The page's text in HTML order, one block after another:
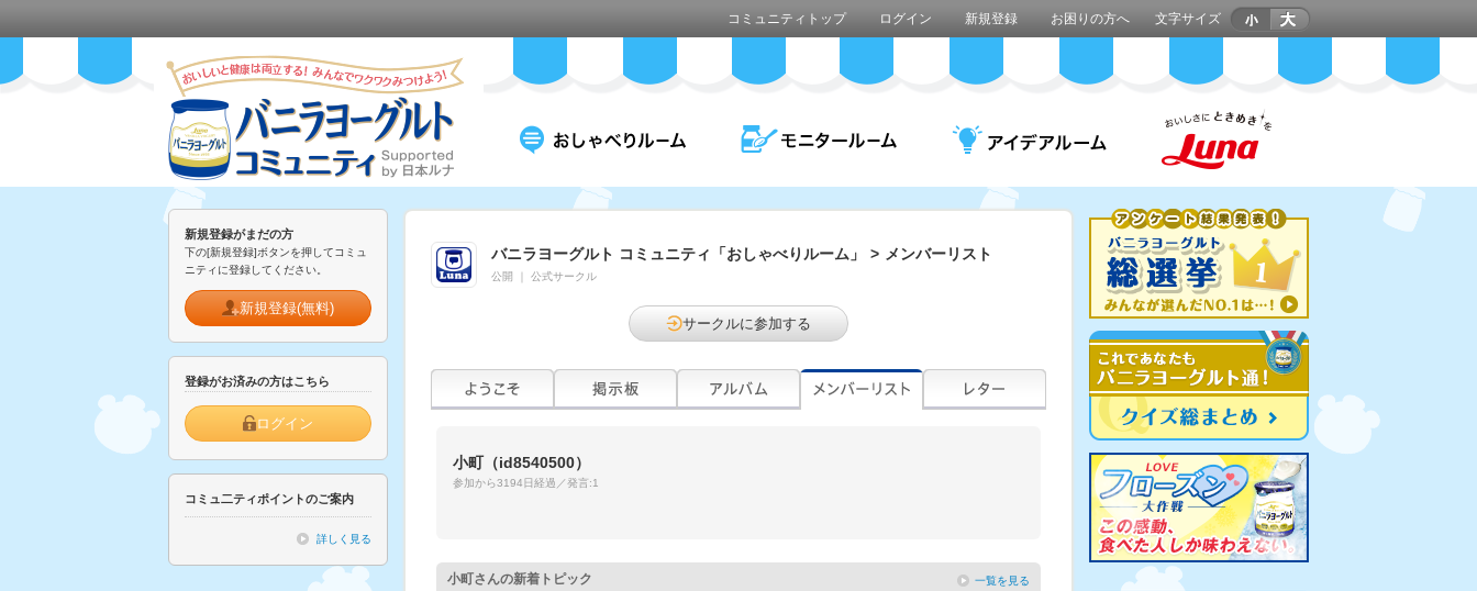
コミュニティトップ ログイン 新規登録 お困りの方へ 文字サイズ
新規登録がまだの方
下の[新規登録]ボタンを押してコミュ
ニティに登録してください。
新規登録(無料)
登録がお済みの方はこちら
ログイン
コミュ二ティポイントのご案内
詳しく見る
バニラヨーグルト コミュニティ「おしゃべりルーム」 > メンバーリスト
公開 公式サークル
サークルに参加する
小町（id8540500）
参加から3194日経過／発言:1
小町さんの新着トピック 一覧を見る